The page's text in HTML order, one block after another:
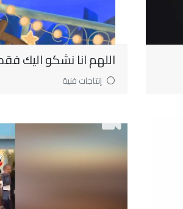
اللهم انا نشكو اليك فقد
إنتاجات فنية